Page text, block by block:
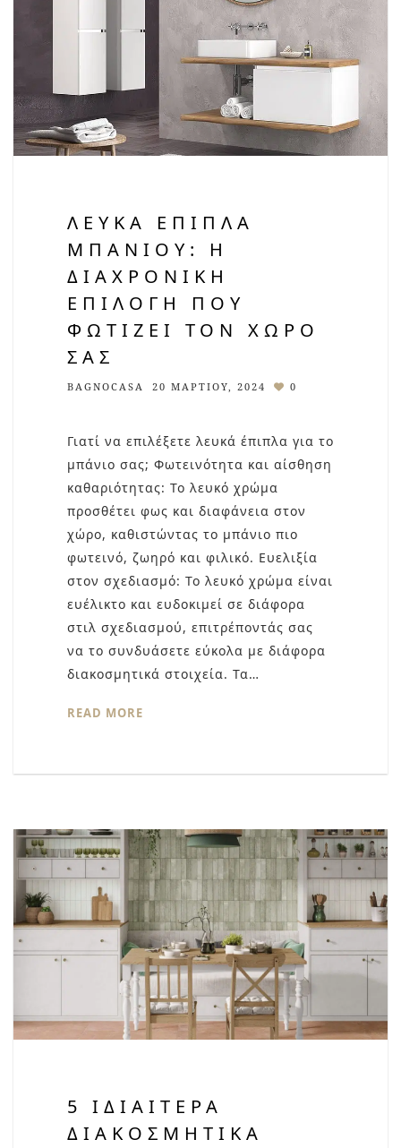
ΛΕΥΚΆ ΈΠΙΠΛΑ
ΜΠΆΝΙΟΥ: Η
ΔΙΑΧΡΟΝΙΚΉ
ΕΠΙΛΟΓΉ ΠΟΥ
ΦΩΤΊΖΕΙ ΤΟΝ ΧΏΡΟ
ΣΑΣ
BAGNOCASA 20 ΜΑΡΤΊΟΥ, 2024 0
Γιατί να επιλέξετε λευκά έπιπλα για το
μπάνιο σας; Φωτεινότητα και αίσθηση
καθαριότητας: Το λευκό χρώμα
προσθέτει φως και διαφάνεια στον
χώρο, καθιστώντας το μπάνιο πιο
φωτεινό, ζωηρό και φιλικό. Ευελιξία
στον σχεδιασμό: Το λευκό χρώμα είναι
ευέλικτο και ευδοκιμεί σε διάφορα
στιλ σχεδιασμού, επιτρέποντάς σας
να το συνδυάσετε εύκολα με διάφορα
διακοσμητικά στοιχεία. Τα…
READ MORE
5 ΙΔΙΑΊΤΕΡΑ
ΔΙΑΚΟΣΜΗΤΙΚΆ